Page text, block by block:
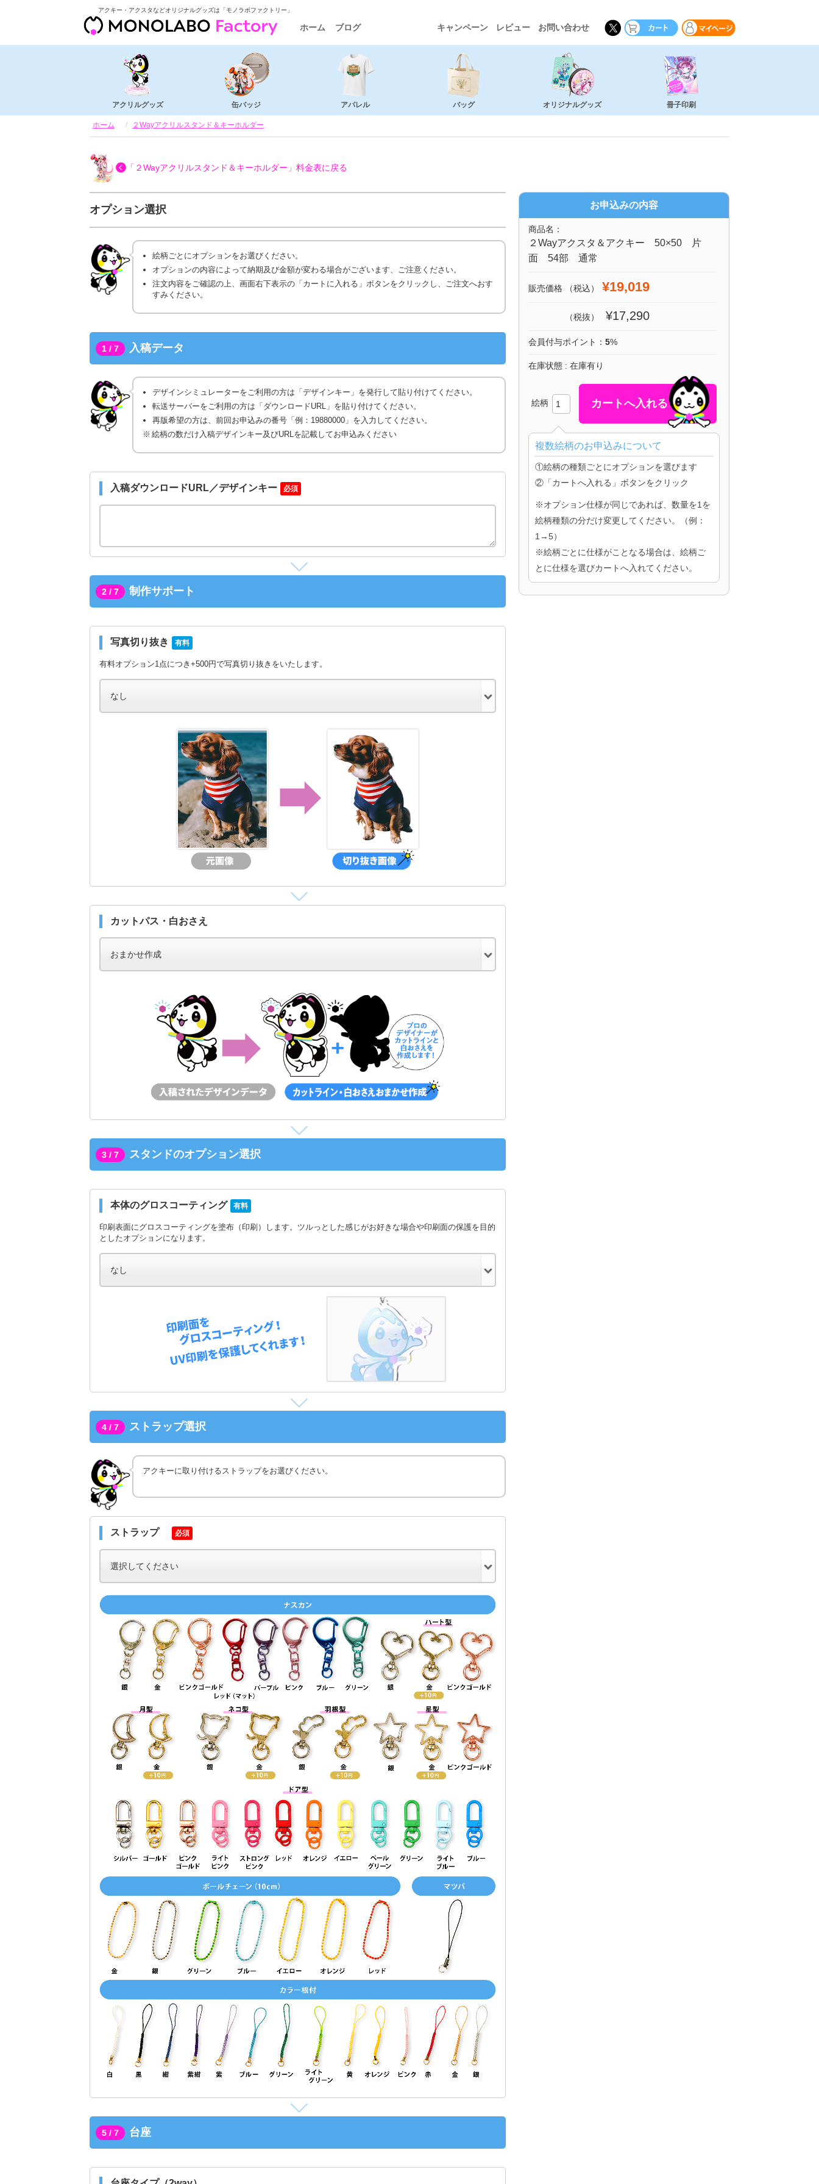
アクキー・アクスタなどオリジナルグッズは「モノラボファクトリー」
ホーム ブログ キャンペーン レビュー お問い合わせ
アクリルグッズ 缶バッジ アパレル バッグ オリジナルグッズ 冊子印刷
ホーム ２Wayアクリルスタンド＆キーホルダー
「２Wayアクリルスタンド＆キーホルダー」 料金表に戻る
オプション選択
絵柄ごとにオプションをお選びください。
オプションの内容によって納期及び金額が変わる場合がございます、ご注意ください。
注文内容をご確認の上、画面右下表示の「カートに入れる」ボタンをクリックし、ご注文へおす
すみください。
1 / 7 入稿データ
デザインシミュレーターをご利用の方は「デザインキー」を発行して貼り付けてください。
転送サーバーをご利用の方は「ダウンロードURL」を貼り付けてください。
再版希望の方は、前回お申込みの番号「例：19880000」を入力してください。
絵柄の数だけ入稿デザインキー及びURLを記載してお申込みください
入稿ダウンロードURL／デザインキー 必須
2 / 7 制作サポート
写真切り抜き 有料
有料オプション1点につき+500円で写真切り抜きをいたします。
カットパス・白おさえ
3 / 7 スタンドのオプション選択
本体のグロスコーティング 有料
印刷表面にグロスコーティングを塗布（印刷）します。ツルっとした感じがお好きな場合や印刷面の保護を目的
としたオプションになります。
4 / 7 ストラップ選択
アクキーに取り付けるストラップをお選びください。
ストラップ 必須
5 / 7 台座
お申込みの内容
商品名：
２Wayアクスタ＆アクキー 50×50 片
面 54部 通常
販売価格 （税込） ¥19,019
（税抜） ¥17,290
会員付与ポイント： 5%
在庫状態 : 在庫有り
絵柄
複数絵柄のお申込みについて
①絵柄の種類ごとにオプションを選びます
②「カートへ入れる」ボタンをクリック
※オプション仕様が同じであれば、数量を1を
絵柄種類の分だけ変更してください。（例：
1→5）
※絵柄ごとに仕様がことなる場合は、絵柄ご
とに仕様を選びカートへ入れてください。